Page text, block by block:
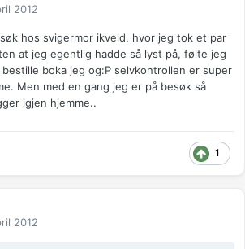
2012
hos svigermor ikveld, hvor jeg tok et par
at jeg egentlig hadde så lyst på, følte jeg
boka jeg og:P selvkontrollen er super
Men med en gang jeg er på besøk så
igjen hjemme..
1
2012